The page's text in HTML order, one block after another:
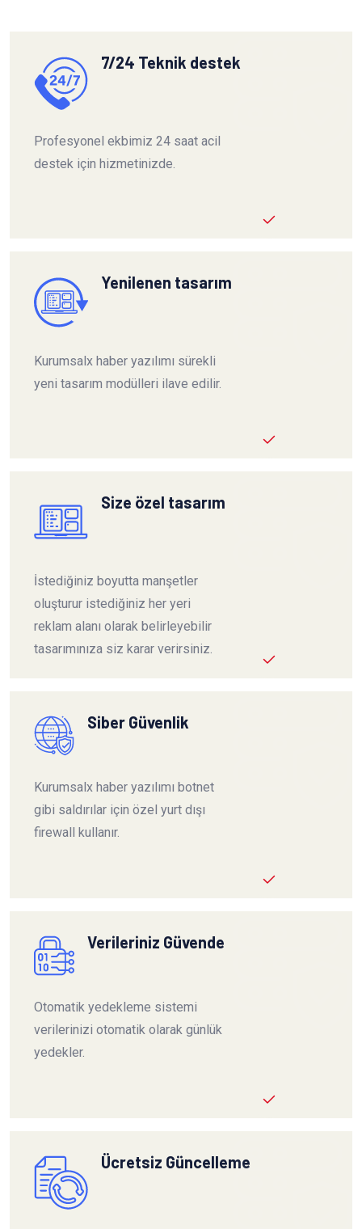
7/24 Teknik destek
Profesyonel ekbimiz 24 saat acil
destek için hizmetinizde.
Yenilenen tasarım
Kurumsalx haber yazılımı sürekli
yeni tasarım modülleri ilave edilir.
Size özel tasarım
İstediğiniz boyutta manşetler
oluşturur istediğiniz her yeri
reklam alanı olarak belirleyebilir
tasarımınıza siz karar verirsiniz.
Siber Güvenlik
Kurumsalx haber yazılımı botnet
gibi saldırılar için özel yurt dışı
firewall kullanır.
Verileriniz Güvende
Otomatik yedekleme sistemi
verilerinizi otomatik olarak günlük
yedekler.
Ücretsiz Güncelleme